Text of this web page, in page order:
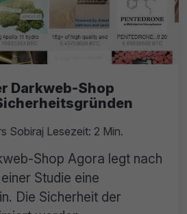
Darkweb-Shop
Sobiraj Lesezeit: 2 Min.
Shop Agora legt nach
Studie eine
Die Sicherheit der